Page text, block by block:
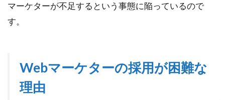
は
5
参
考
マーケターが不足するという事態に陥っているので
す。
Webマーケターの採用が困難な
理由